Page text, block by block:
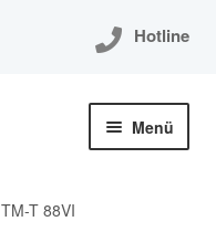
Hotline
Menü
TM-T 88VI